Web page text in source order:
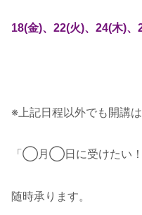
18(金)、22(火)、24(木)、
※上記日程以外でも開講
「◯月◯日に受けたい！
随時承ります。